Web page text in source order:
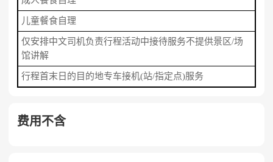
儿童餐食自理
仅安排中文司机负责行程活动中接待服务不提供景区/场
馆讲解
行程首末日的目的地专车接机(站/指定点)服务
费用不含